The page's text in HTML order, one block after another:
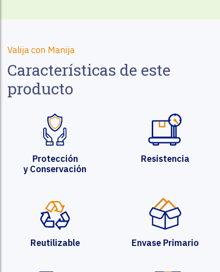
Valija con Manija
Características de este
producto
Protección
y Conservación
Resistencia
Reutilizable Envase Primario